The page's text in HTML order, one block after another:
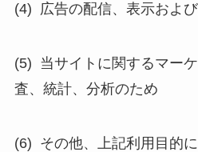
(4) 広告の配信、表示およ
(5) 当サイトに関するマー
査、統計、分析のため
(6) その他、上記利用目的